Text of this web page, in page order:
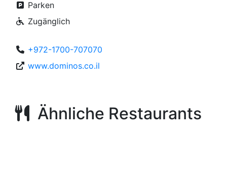
Parken
Zugänglich
+972-1700-707070
www.dominos.co.il
Ähnliche Restaurants